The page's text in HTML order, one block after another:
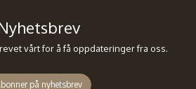
vårt for å få oppdateringer fra oss.
på nyhetsbrev